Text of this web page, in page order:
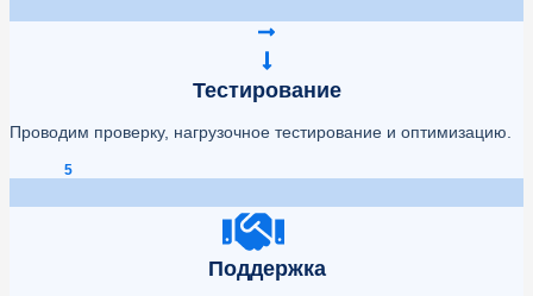
Тестирование
Проводим проверку, нагрузочное тестирование и оптимизацию.
5
Поддержка